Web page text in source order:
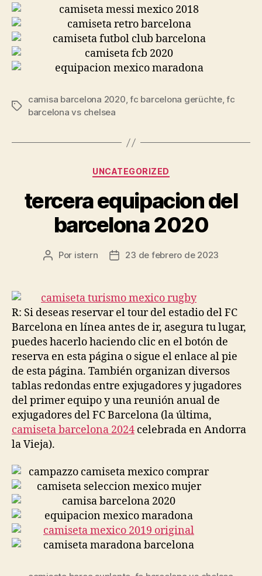
Etiquetas
camisa barcelona 2020,fc barcelona gerüchte,fc
barcelona vs chelsea
Categorías
UNCATEGORIZED
tercera equipacion del
barcelona 2020
Autor
entrada
Por istern
Fecha
entrada
23 de febrero de 2023
R: Si deseas reservar el tour del estadio del FC
Barcelona en línea antes de ir, asegura tu lugar,
puedes hacerlo haciendo clic en el botón de
reserva en esta página o sigue el enlace al pie
de esta página. También organizan diversos
tablas redondas entre exjugadores y jugadores
del primer equipo y una reunión anual de
exjugadores del FC Barcelona (la última,
camiseta barcelona 2024 celebrada en Andorra
la Vieja).